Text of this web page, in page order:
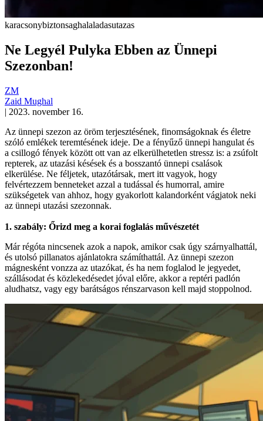
karacsonybiztonsaghalaladasutazas
Ne Legyél Pulyka Ebben az Ünnepi
Szezonban!
ZM
Zaid Mughal
| 2023. november 16.
Az ünnepi szezon az öröm terjesztésének, finomságoknak és életre
szóló emlékek teremtésének ideje. De a fényűző ünnepi hangulat és
a csillogó fények között ott van az elkerülhetetlen stressz is: a zsúfolt
repterek, az utazási késések és a bosszantó ünnepi csalások
elkerülése. Ne féljetek, utazótársak, mert itt vagyok, hogy
felvértezzem benneteket azzal a tudással és humorral, amire
szükségetek van ahhoz, hogy gyakorlott kalandorként vágjatok neki
az ünnepi utazási szezonnak.
1. szabály: Őrizd meg a korai foglalás művészetét
Már régóta nincsenek azok a napok, amikor csak úgy szárnyalhattál,
és utolsó pillanatos ajánlatokra számíthattál. Az ünnepi szezon
mágnesként vonzza az utazókat, és ha nem foglalod le jegyedet,
szállásodat és közlekedésedet jóval előre, akkor a reptéri padlón
aludhatsz, vagy egy barátságos rénszarvason kell majd stoppolnod.